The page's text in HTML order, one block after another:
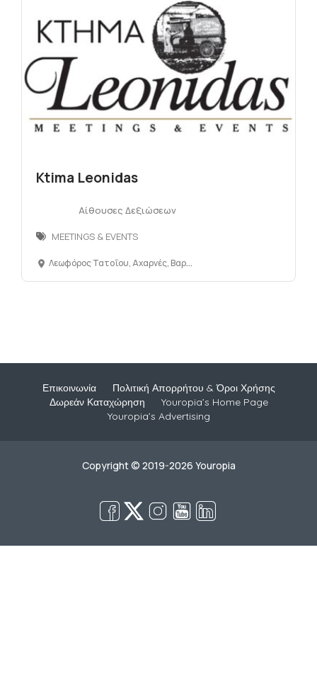
Ktima Leonidas
Αίθουσες Δεξιώσεων
MEETINGS & EVENTS
Λεωφόρος Τατοΐου, Αχαρνές, Βαρυμπόμπη, 13672, Αττική, Ελλάδα
Επικοινωνία
Πολιτική Απορρήτου & Όροι Χρήσης
Δωρεάν Καταχώρηση
Youropia’s Home Page
Youropia’s Advertising
Copyright © 2019-2026 Youropia